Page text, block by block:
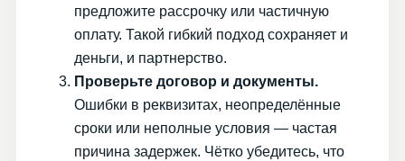
предложите рассрочку или частичную
оплату. Такой гибкий подход сохраняет и
деньги, и партнерство.
Проверьте договор и документы.
Ошибки в реквизитах, неопределённые
сроки или неполные условия — частая
причина задержек. Чётко убедитесь, что